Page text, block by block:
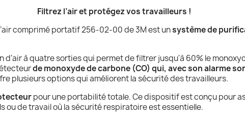
Filtrez l’air et protégez vos travailleurs !
comprimé portatif 256-02-00 de 3M est unsystème de
à quatre sorties qui permet de filtrer jusqu'à 60% le
de monoxyde de carbone (CO) qui, avec son alarme
plusieurs options qui améliorent la sécurité des travailleurs.
pour une portabilité totale. Ce dispositif est conçu pour
ou de travail où la sécurité respiratoire est essentielle.